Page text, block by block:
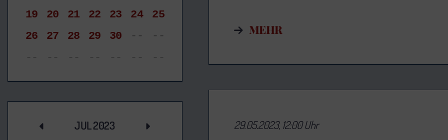
19
20 21 22 23 24
25
26
27 28 29 30 --
--
--
-- -- -- -- -- --
JUL 2023
MEHR
29.05.2023, 12:00 Uhr